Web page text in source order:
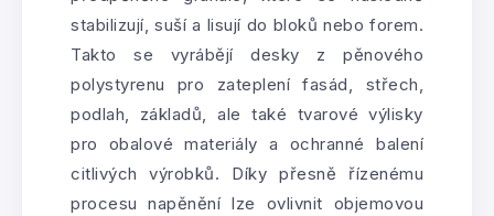
stabilizují, suší a lisují do bloků nebo forem.
Takto se vyrábějí desky z pěnového
polystyrenu pro zateplení fasád, střech,
podlah, základů, ale také tvarové výlisky
pro obalové materiály a ochranné balení
citlivých výrobků. Díky přesně řízenému
procesu napěnění lze ovlivnit objemovou